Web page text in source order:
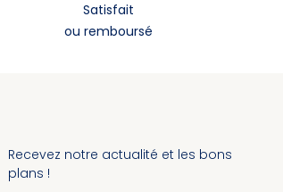
Satisfait
ou remboursé
Recevez notre actualité et les bons
plans !